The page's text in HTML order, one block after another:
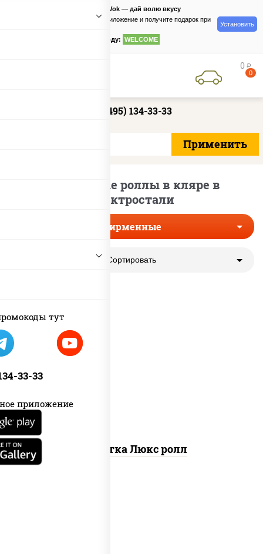
тут
33-33
приложение
PizzaSushiWok — дай волю вкусу
Скачайте приложение и получите подарок при
по промокоду: WELCOME
Установить
0 руб
0
+7 (495) 134-33-33
Фирменные роллы в кляре в
Электростали
Фирменные
Сортировать
креветки, рис, нори, майонез, икра
Креветка Люкс ролл